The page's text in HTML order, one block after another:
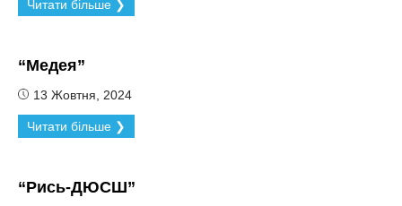
Читати більше ❯
“Медея”
13 Жовтня, 2024
Читати більше ❯
“Рись-ДЮСШ”